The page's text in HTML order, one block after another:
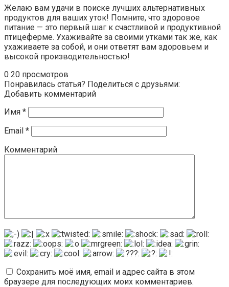
Желаю вам удачи в поиске лучших альтернативных
продуктов для ваших уток! Помните, что здоровое
питание — это первый шаг к счастливой и продуктивной
птицеферме. Ухаживайте за своими утками так же, как
ухаживаете за собой, и они ответят вам здоровьем и
высокой производительностью!
0 20 просмотров
Понравилась статья? Поделиться с друзьями:
Добавить комментарий
Имя *
Email *
Комментарий
Сохранить моё имя, email и адрес сайта в этом
браузере для последующих моих комментариев.